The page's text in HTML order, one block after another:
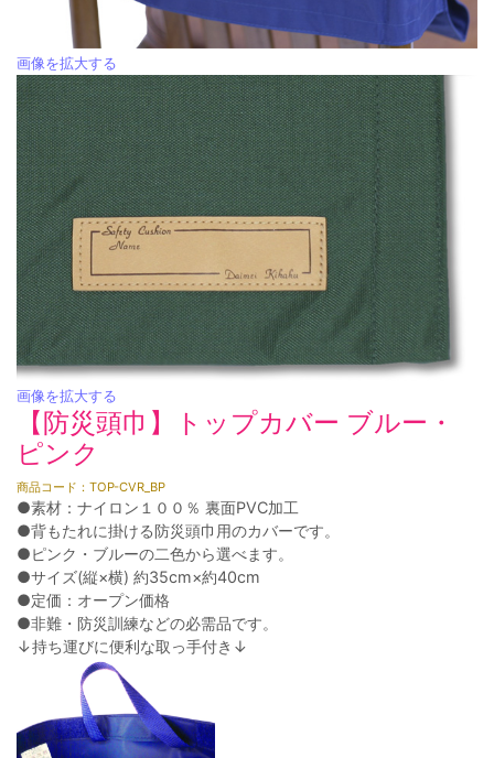
画像を拡大する
画像を拡大する
【防災頭巾】トップカバー ブルー・
ピンク
商品コード：TOP-CVR_BP
●素材：ナイロン１００％ 裏面PVC加工
●背もたれに掛ける防災頭巾用のカバーです。
●ピンク・ブルーの二色から選べます。
●サイズ(縦×横) 約35cm×約40cm
●定価：オープン価格
●非難・防災訓練などの必需品です。
↓持ち運びに便利な取っ手付き↓